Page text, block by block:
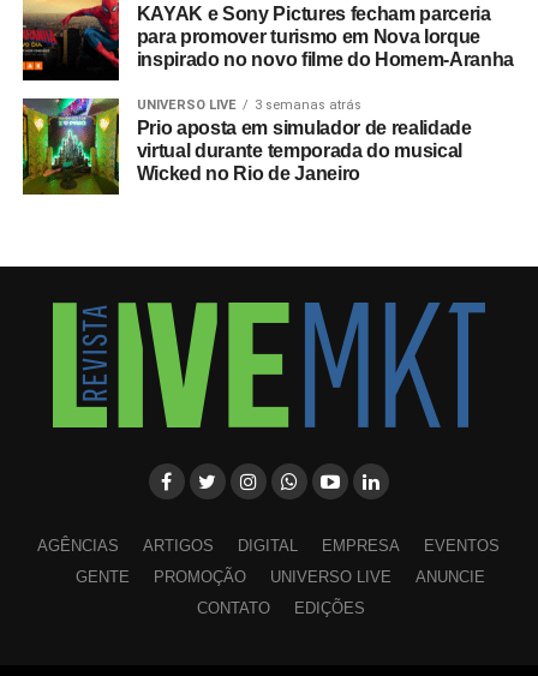
KAYAK e Sony Pictures fecham parceria
para promover turismo em Nova Iorque
inspirado no novo filme do Homem-Aranha
UNIVERSO LIVE 3 semanas atrás
Prio aposta em simulador de realidade
virtual durante temporada do musical
Wicked no Rio de Janeiro
AGÊNCIAS ARTIGOS DIGITAL EMPRESA
EVENTOS
GENTE
PROMOÇÃO UNIVERSO LIVE
ANUNCIE
CONTATO
EDIÇÕES